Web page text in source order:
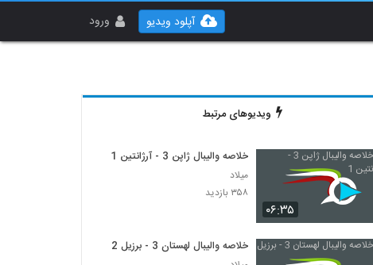
ورود آپلود ویدیو
ویدیوهای مرتبط
۰۶:۳۵
خلاصه والیبال ژاپن 3 - آرژانتین 1
میلاد
۳۵۸ بازدید
خلاصه والیبال لهستان 3 - برزیل 2